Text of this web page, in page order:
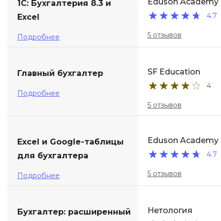
1C: Бухгалтерия 8.3 и
Excel
Подробнее
4.7
5 отзывов
Главный бухгалтер
Подробнее
SF Education
4
5 отзывов
Excel и Google-таблицы
для бухгалтера
Подробнее
Eduson Academy
4.7
5 отзывов
Бухгалтер: расширенный
Нетология